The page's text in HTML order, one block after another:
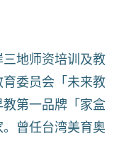
地师资培训及教
委员会「未来教
第一品牌「家盒
曾任台湾美育奥